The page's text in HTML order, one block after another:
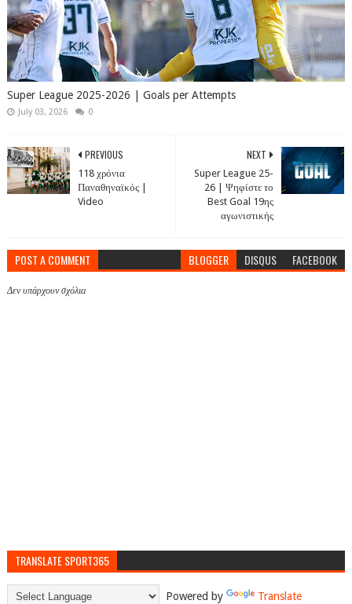
Super League 2025-2026 | Goals per Attempts
July 03, 2026 0
NEXT
Super League 25-
26 | Ψηφίστε το
Best Goal 19ης
αγωνιστικής
PREVIOUS
118 χρόνια
Παναθηναϊκός |
Video
POST A COMMENT BLOGGER DISQUS FACEBOOK
Δεν υπάρχουν σχόλια
TRANSLATE SPORT365
Powered by Translate